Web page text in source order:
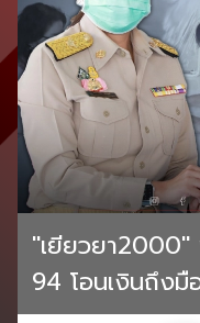
"เยียวยา2000"
94 โอนเงินถึง